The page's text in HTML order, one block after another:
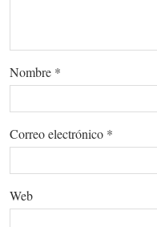
Nombre *
Correo electrónico *
Web